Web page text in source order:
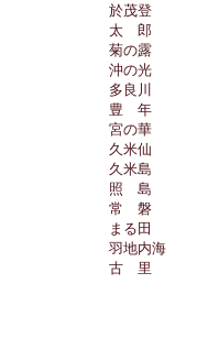
於茂登
太 郎
菊の露
沖の光
多良川
豊 年
宮の華
久米仙
久米島
照 島
常 磐
まる田
羽地内海
古 里